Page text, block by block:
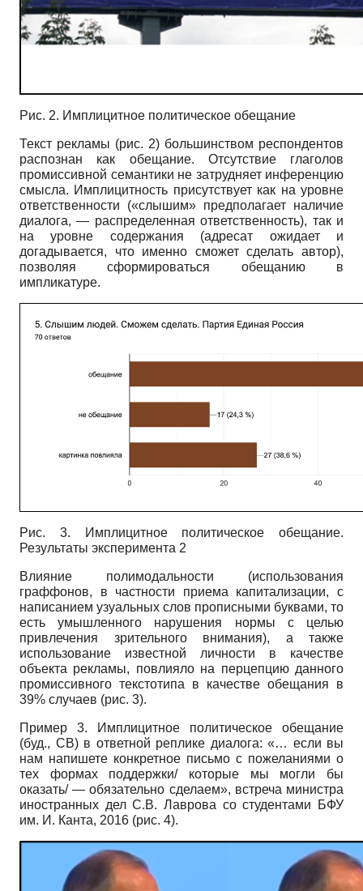
Рис. 2. Имплицитное политическое обещание
Текст рекламы (рис. 2) большинством респондентов
распознан как обещание. Отсутствие глаголов
промиссивной семантики не затрудняет инференцию
смысла. Имплицитность присутствует как на уровне
ответственности («слышим» предполагает наличие
диалога, — распределенная ответственность), так и
на уровне содержания (адресат ожидает и
догадывается, что именно сможет сделать автор),
позволяя сформироваться обещанию в
импликатуре.
Рис. 3. Имплицитное политическое обещание.
Результаты эксперимента 2
Влияние полимодальности (использования
граффонов, в частности приема капитализации, с
написанием узуальных слов прописными буквами, то
есть умышленного нарушения нормы с целью
привлечения зрительного внимания), а также
использование известной личности в качестве
объекта рекламы, повлияло на перцепцию данного
промиссивного текстотипа в качестве обещания в
39% случаев (рис. 3).
Пример 3. Имплицитное политическое обещание
(буд., СВ) в ответной реплике диалога: «… если вы
нам напишете конкретное письмо с пожеланиями о
тех формах поддержки/ которые мы могли бы
оказать/ ― обязательно сделаем», встреча министра
иностранных дел С.В. Лаврова со студентами БФУ
им. И. Канта, 2016 (рис. 4).